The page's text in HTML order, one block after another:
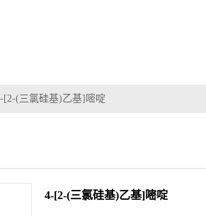
[2-(三氯硅基)乙基]嘧啶
4-[2-(三氯硅基)乙基]嘧啶